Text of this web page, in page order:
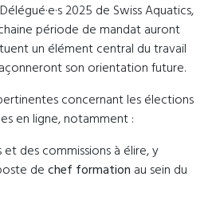
2025 de Swiss Aquatics,
période de mandat auront
un élément central du travail
son orientation future.
concernant les élections
en ligne, notamment :
des commissions à élire, y
dechef formation au sein du